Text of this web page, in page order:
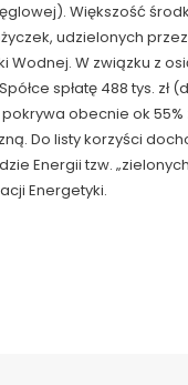
Większość
udzielonych
Wodnej. W związku z
spłatę 488 tys.
obecnie ok
Do listy korzyści
Energii tzw.
Energetyki.